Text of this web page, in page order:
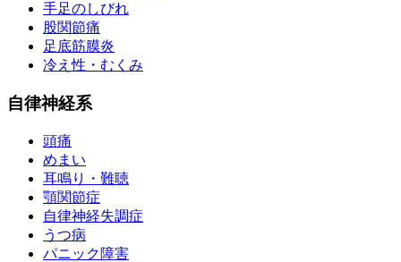
手足のしびれ
股関節痛
足底筋膜炎
冷え性・むくみ
自律神経系
頭痛
めまい
耳鳴り・難聴
顎関節症
自律神経失調症
うつ病
パニック障害